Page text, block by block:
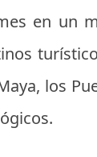
en un
los